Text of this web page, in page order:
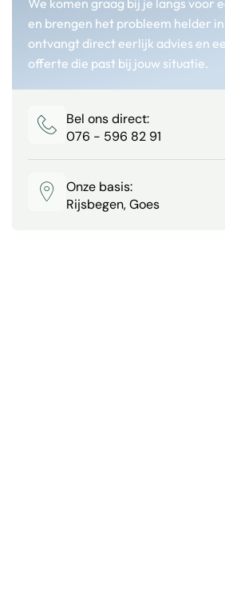
en brengen het probleem helder
ontvangt direct eerlijk advies en
offerte die past bij jouw situatie.
Bel ons direct:
076 - 596 82 91
Onze basis:
Rijsbegen, Goes